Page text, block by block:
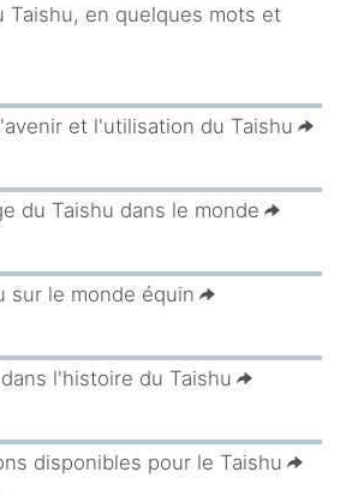
Taishu, en quelques mots et
et l'utilisation du Taishu
du Taishu dans le monde
sur le monde équin
l'histoire du Taishu
disponibles pour le Taishu